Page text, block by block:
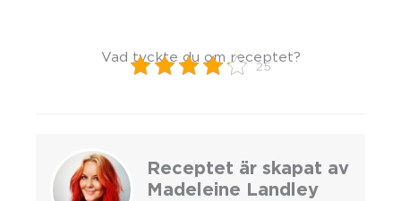
Vad tyckte du om receptet?
25
Receptet är skapat av
Madeleine Landley